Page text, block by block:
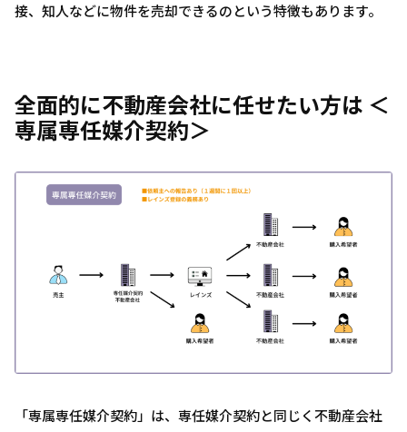
接、知人などに物件を売却できるのという特徴もあります。
全面的に不動産会社に任せたい方は ＜
専属専任媒介契約＞
「専属専任媒介契約」は、専任媒介契約と同じく不動産会社